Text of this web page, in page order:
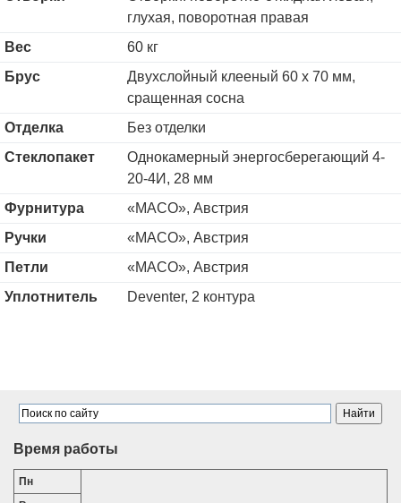
глухая, поворотная правая
Вес
60 кг
Брус
Двухслойный клееный 60 х 70 мм,
сращенная сосна
Отделка
Без отделки
Стеклопакет
Однокамерный энергосберегающий 4-
20-4И, 28 мм
Фурнитура
«MACO», Австрия
Ручки
«MACO», Австрия
Петли
«MACO», Австрия
Уплотнитель
Deventer, 2 контура
Время работы
Пн